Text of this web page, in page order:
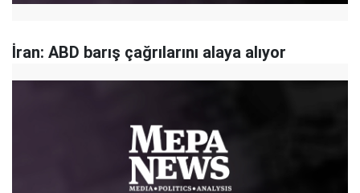
İran: ABD barış çağrılarını alaya alıyor